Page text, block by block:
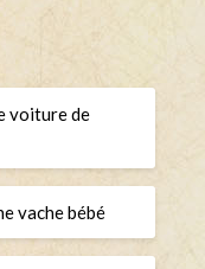
voiture de
vache bébé